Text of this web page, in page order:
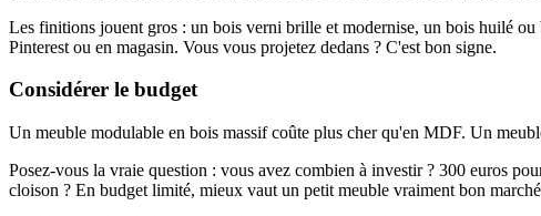
Les finitions jouent gros : un bois verni brille et modernise, un bois huilé ou
Pinterest ou en magasin. Vous vous projetez dedans ? C'est bon signe.
Considérer le budget
Un meuble modulable en bois massif coûte plus cher qu'en MDF. Un
Posez-vous la vraie question : vous avez combien à investir ? 300 euros
cloison ? En budget limité, mieux vaut un petit meuble vraiment bon